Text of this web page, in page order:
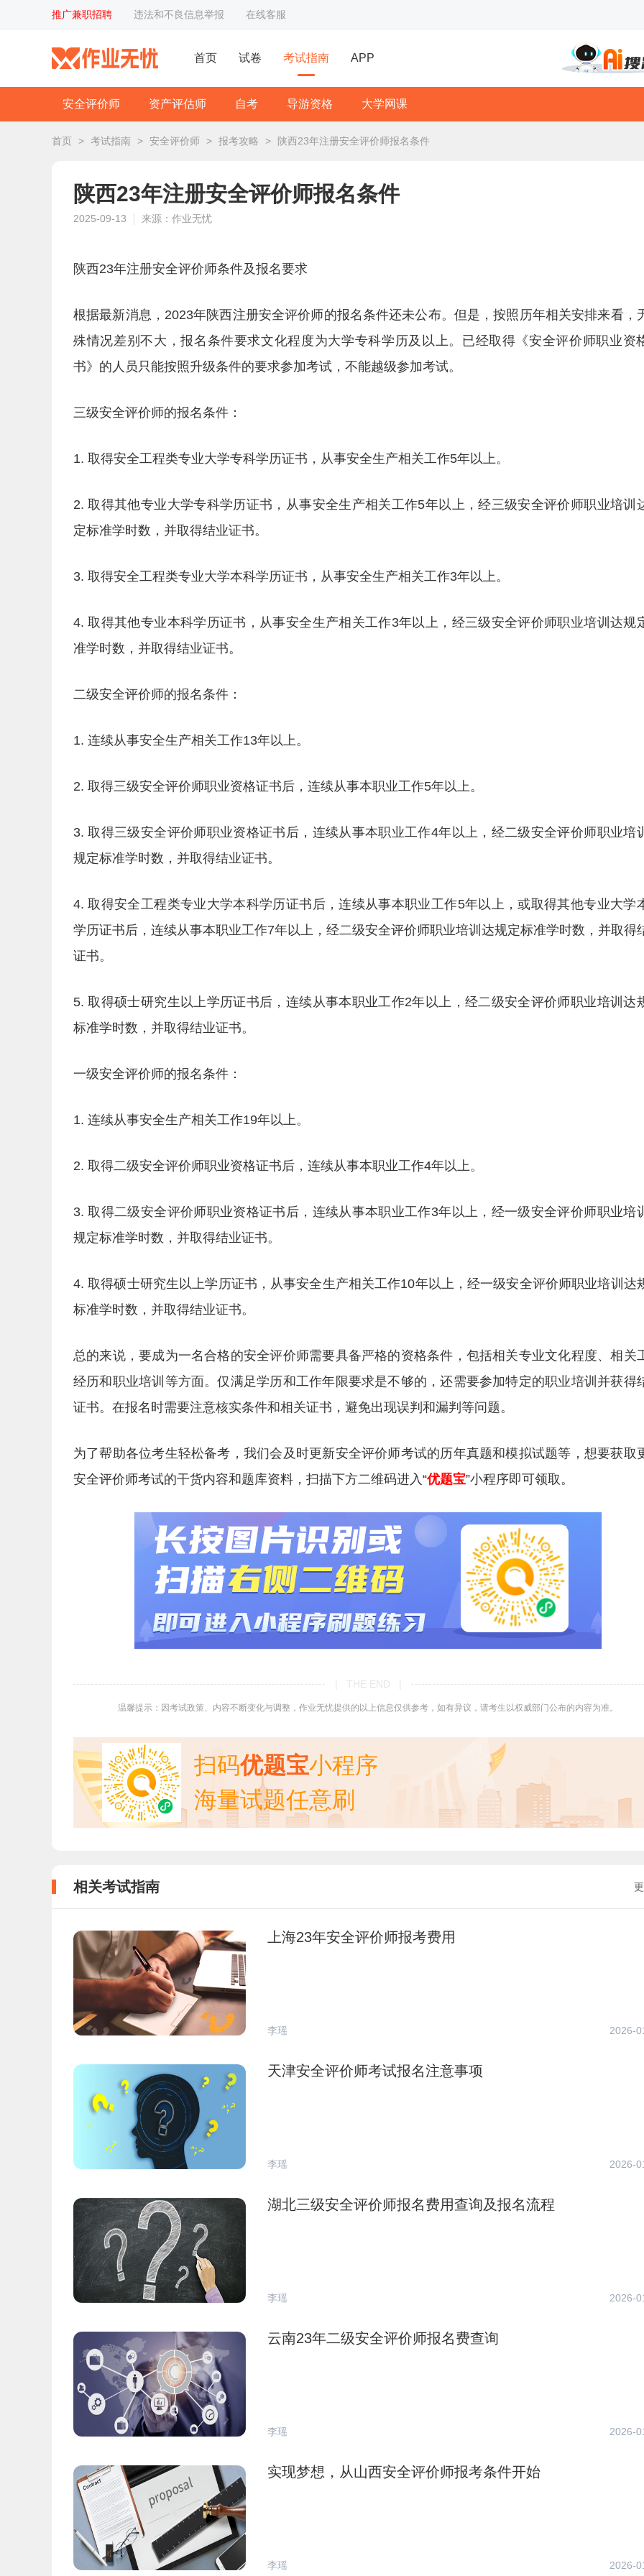
推广兼职招聘 违法和不良信息举报 在线客服
首页 试卷 考试指南 APP
安全评价师 资产评估师 自考 导游资格 大学网课
首页 > 考试指南 > 安全评价师 > 报考攻略 > 陕西23年注册安全评价师报名条件
陕西23年注册安全评价师报名条件
2025-09-13 来源：作业无忧
陕西23年注册安全评价师条件及报名要求
根据最新消息，2023年陕西注册安全评价师的报名条件还未公布。但是，按照历年相关安排来看，
殊情况差别不大，报名条件要求文化程度为大学专科学历及以上。已经取得《安全评价师职业资
书》的人员只能按照升级条件的要求参加考试，不能越级参加考试。
三级安全评价师的报名条件：
1. 取得安全工程类专业大学专科学历证书，从事安全生产相关工作5年以上。
2. 取得其他专业大学专科学历证书，从事安全生产相关工作5年以上，经三级安全评价师职业培训
定标准学时数，并取得结业证书。
3. 取得安全工程类专业大学本科学历证书，从事安全生产相关工作3年以上。
4. 取得其他专业本科学历证书，从事安全生产相关工作3年以上，经三级安全评价师职业培训达规
准学时数，并取得结业证书。
二级安全评价师的报名条件：
1. 连续从事安全生产相关工作13年以上。
2. 取得三级安全评价师职业资格证书后，连续从事本职业工作5年以上。
3. 取得三级安全评价师职业资格证书后，连续从事本职业工作4年以上，经二级安全评价师职业培
规定标准学时数，并取得结业证书。
4. 取得安全工程类专业大学本科学历证书后，连续从事本职业工作5年以上，或取得其他专业大学
学历证书后，连续从事本职业工作7年以上，经二级安全评价师职业培训达规定标准学时数，并取得
证书。
5. 取得硕士研究生以上学历证书后，连续从事本职业工作2年以上，经二级安全评价师职业培训达
标准学时数，并取得结业证书。
一级安全评价师的报名条件：
1. 连续从事安全生产相关工作19年以上。
2. 取得二级安全评价师职业资格证书后，连续从事本职业工作4年以上。
3. 取得二级安全评价师职业资格证书后，连续从事本职业工作3年以上，经一级安全评价师职业培
规定标准学时数，并取得结业证书。
4. 取得硕士研究生以上学历证书，从事安全生产相关工作10年以上，经一级安全评价师职业培训达
标准学时数，并取得结业证书。
总的来说，要成为一名合格的安全评价师需要具备严格的资格条件，包括相关专业文化程度、相关
经历和职业培训等方面。仅满足学历和工作年限要求是不够的，还需要参加特定的职业培训并获得
证书。在报名时需要注意核实条件和相关证书，避免出现误判和漏判等问题。
为了帮助各位考生轻松备考，我们会及时更新安全评价师考试的历年真题和模拟试题等，想要获取
安全评价师考试的干货内容和题库资料，扫描下方二维码进入“优题宝”小程序即可领取。
| THE END |
温馨提示：因考试政策、内容不断变化与调整，作业无忧提供的以上信息仅供参考，如有异议，请考生以权威部门公布的内容为准。
扫码优题宝小程序
海量试题任意刷
相关考试指南
上海23年安全评价师报考费用
李瑶 2026-
天津安全评价师考试报名注意事项
李瑶 2026-
湖北三级安全评价师报名费用查询及报名流程
李瑶 2026-
云南23年二级安全评价师报名费查询
李瑶 2026-
实现梦想，从山西安全评价师报考条件开始
李瑶 2026-